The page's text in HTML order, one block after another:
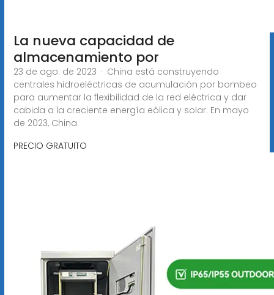
La nueva capacidad de
almacenamiento por
23 de ago. de 2023 · China está construyendo
centrales hidroeléctricas de acumulación por bombeo
para aumentar la flexibilidad de la red eléctrica y dar
cabida a la creciente energía eólica y solar. En mayo
de 2023, China
PRECIO GRATUITO